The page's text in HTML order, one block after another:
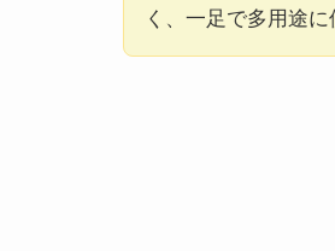
く、一足で多用途に